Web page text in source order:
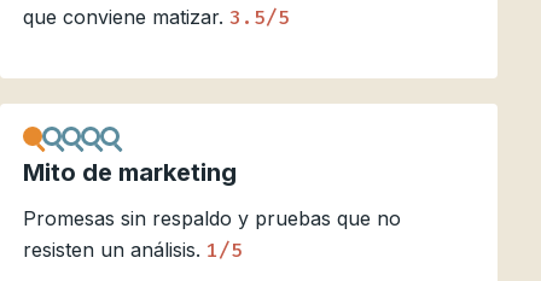
que conviene matizar.3.5/5
Mito de marketing
Promesas sin respaldo y pruebas que no
resisten un análisis. 1/5